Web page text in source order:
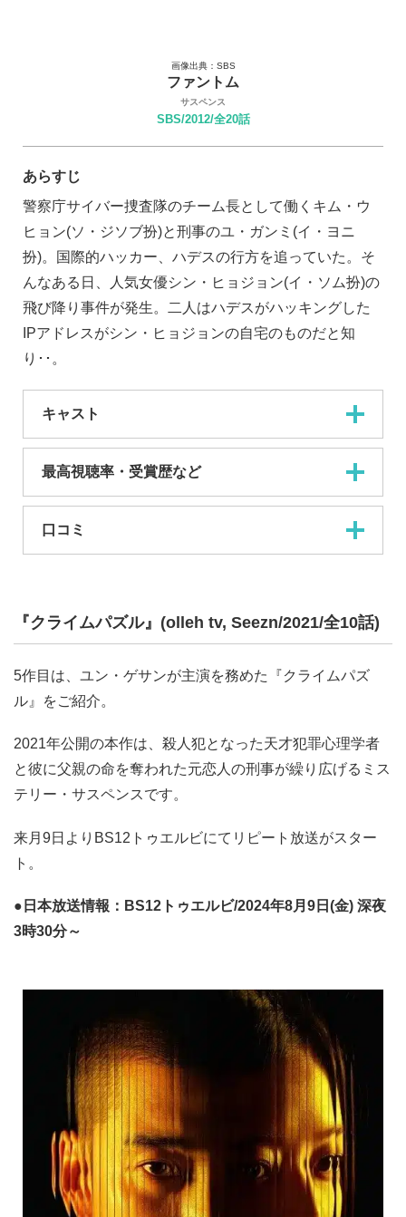
画像出典：SBS
ファントム
サスペンス
SBS/2012/全20話
あらすじ
警察庁サイバー捜査隊のチーム長として働くキム・ウ
ヒョン(ソ・ジソブ扮)と刑事のユ・ガンミ(イ・ヨニ
扮)。国際的ハッカー、ハデスの行方を追っていた。そ
んなある日、人気女優シン・ヒョジョン(イ・ソム扮)の
飛び降り事件が発生。二人はハデスがハッキングした
IPアドレスがシン・ヒョジョンの自宅のものだと知
り･･。
キャスト
最高視聴率・受賞歴など
口コミ
『クライムパズル』(olleh tv, Seezn/2021/全10話)
5作目は、ユン・ゲサンが主演を務めた『クライムパズ
ル』をご紹介。
2021年公開の本作は、殺人犯となった天才犯罪心理学者
と彼に父親の命を奪われた元恋人の刑事が繰り広げるミス
テリー・サスペンスです。
来月9日よりBS12トゥエルビにてリピート放送がスター
ト。
●日本放送情報：BS12トゥエルビ/2024年8月9日(金) 深夜
3時30分～